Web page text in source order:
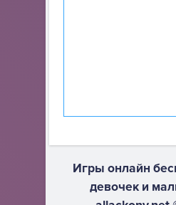
Игры онлайн
девочек и